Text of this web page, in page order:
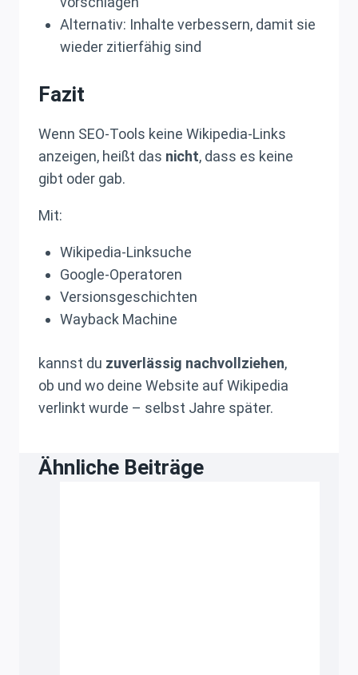
Alternativ: Inhalte verbessern, damit sie
wieder zitierfähig sind
Fazit
Wenn SEO-Tools keine Wikipedia-Links
anzeigen, heißt das nicht, dass es keine
gibt oder gab.
Mit:
Wikipedia-Linksuche
Google-Operatoren
Versionsgeschichten
Wayback Machine
kannst du zuverlässig nachvollziehen,
ob und wo deine Website auf Wikipedia
verlinkt wurde – selbst Jahre später.
Ähnliche Beiträge